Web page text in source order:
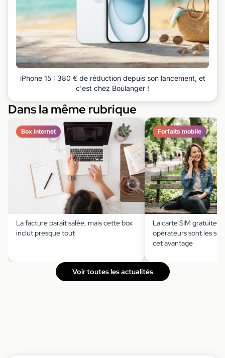
iPhone 15 : 380 € de réduction depuis son lancement, et
c'est chez Boulanger !
Dans la même rubrique
Box internet
La facture paraît salée, mais cette box
inclut presque tout
Forfaits mobile
La carte SIM gratuite ?
opérateurs sont les
cet avantage
Voir toutes les actualités